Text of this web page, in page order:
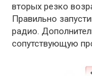
вторых резко
Правильно
радио.
сопутствующую